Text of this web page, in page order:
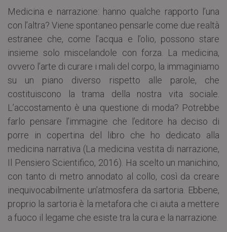
Medicina e narrazione: hanno qualche rapporto l’una
con l’altra? Viene spontaneo pensarle come due realtà
estranee che, come l’acqua e l’olio, possono stare
insieme solo miscelandole con forza. La medicina,
ovvero l’arte di curare i mali del corpo, la immaginiamo
su un piano diverso rispetto alle parole, che
costituiscono la trama della nostra vita sociale.
L’accostamento è una questione di moda? Potrebbe
farlo pensare l’immagine che l’editore ha deciso di
porre in copertina del libro che ho dedicato alla
medicina narrativa (La medicina vestita di narrazione,
Il Pensiero Scientifico, 2016). Ha scelto un manichino,
con tanto di metro annodato al collo, così da creare
inequivocabilmente un’atmosfera da sartoria. Ebbene,
proprio la sartoria è la metafora che ci aiuta a mettere
a fuoco il legame che esiste tra la cura e la narrazione.